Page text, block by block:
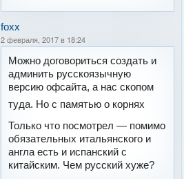
foxx
2 февраля, 2017 в 18:24
Можно договориться создать и
админить русскоязычную
версию офсайта, а нас скопом
туда. Но с памятью о корнях
Только что посмотрел — помимо
обязательных итальянского и
англа есть и испанский с
китайским. Чем русский хуже?